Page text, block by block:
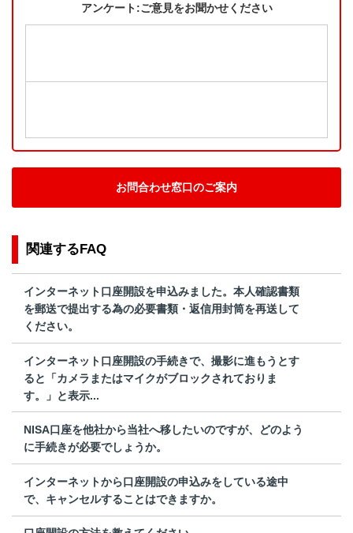
アンケート:ご意見をお聞かせください
お問合わせ窓口のご案内
関連するFAQ
インターネット口座開設を申込みました。本人確認書類
を郵送で提出する為の必要書類・返信用封筒を再送して
ください。
インターネット口座開設の手続きで、撮影に進もうとす
ると「カメラまたはマイクがブロックされておりま
す。」と表示...
NISA口座を他社から当社へ移したいのですが、どのよう
に手続きが必要でしょうか。
インターネットから口座開設の申込みをしている途中
で、キャンセルすることはできますか。